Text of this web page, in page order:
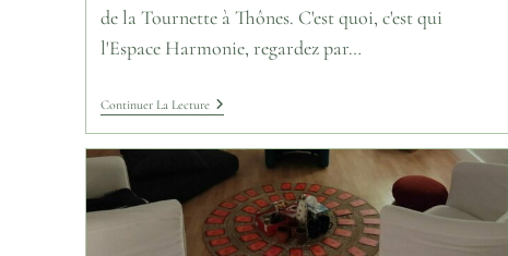
de la Tournette à Thônes. C'est quoi, c'est qui
l'Espace Harmonie, regardez par…
Continuer La Lecture